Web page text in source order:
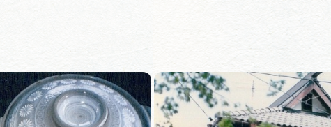
買い物・お土産